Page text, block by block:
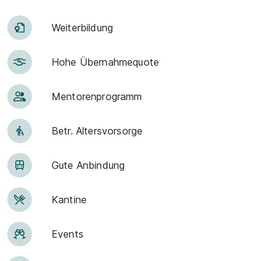
Weiter­bildung
Hohe Über­nah­me­quote
Men­to­ren­pro­gramm
Betr. Alters­vor­sorge
Gute An­bin­dung
Kantine
Events